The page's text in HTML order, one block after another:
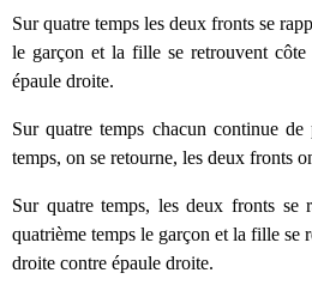
Sur quatre temps les deux fronts se
le garçon et la fille se retrouvent
épaule droite.
Sur quatre temps chacun continue de
temps, on se retourne, les deux fronts
Sur quatre temps, les deux fronts se
quatrième temps le garçon et la fille se
droite contre épaule droite.